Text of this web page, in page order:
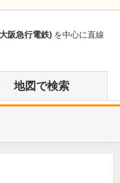
阪急行電鉄) を中心に直線
地図で検索